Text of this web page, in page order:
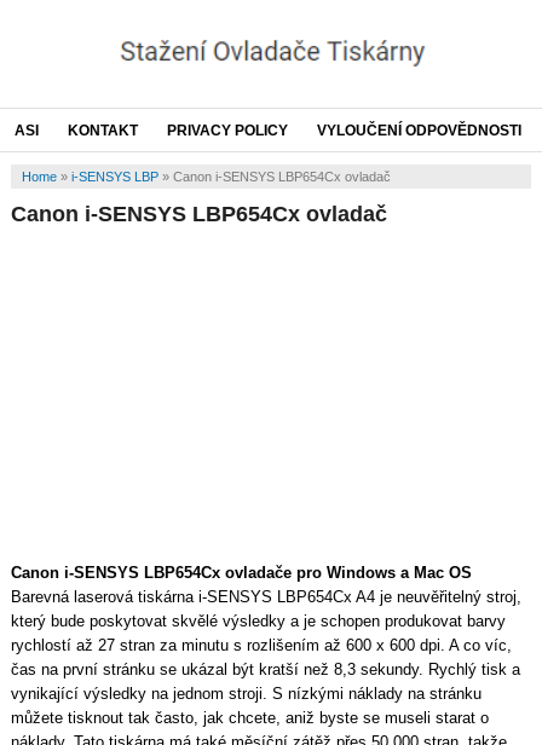
ASI KONTAKT PRIVACY POLICY VYLOUČENÍ ODPOVĚDNOSTI
Home» i-SENSYS LBP» Canon i-SENSYS LBP654Cx ovladač
Canon i-SENSYS LBP654Cx ovladač
Canon i-SENSYS LBP654Cx ovladače pro Windows a Mac OS
Barevná laserová tiskárna i-SENSYS LBP654Cx A4 je neuvěřitelný stroj,
který bude poskytovat skvělé výsledky a je schopen produkovat barvy
rychlostí až 27 stran za minutu s rozlišením až 600 x 600 dpi. A co víc,
čas na první stránku se ukázal být kratší než 8,3 sekundy. Rychlý tisk a
vynikající výsledky na jednom stroji. S nízkými náklady na stránku
můžete tisknout tak často, jak chcete, aniž byste se museli starat o